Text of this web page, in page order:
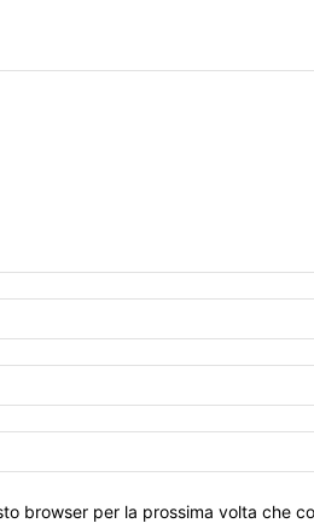
browser per la prossima volta che